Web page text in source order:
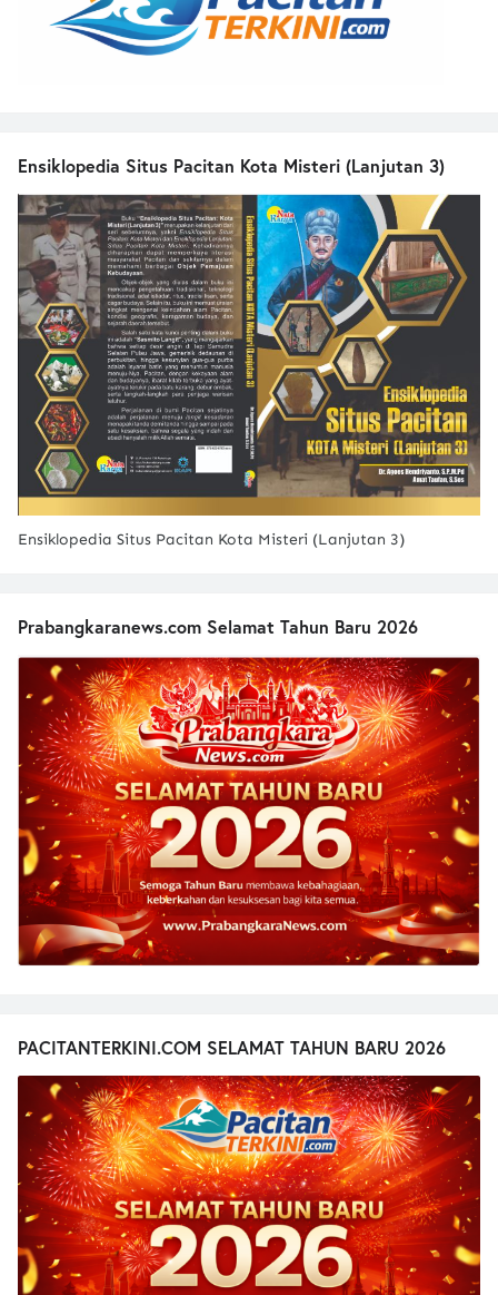
Ensiklopedia Situs Pacitan Kota Misteri (Lanjutan 3)
Ensiklopedia Situs Pacitan Kota Misteri (Lanjutan 3)
Prabangkaranews.com Selamat Tahun Baru 2026
PACITANTERKINI.COM SELAMAT TAHUN BARU 2026